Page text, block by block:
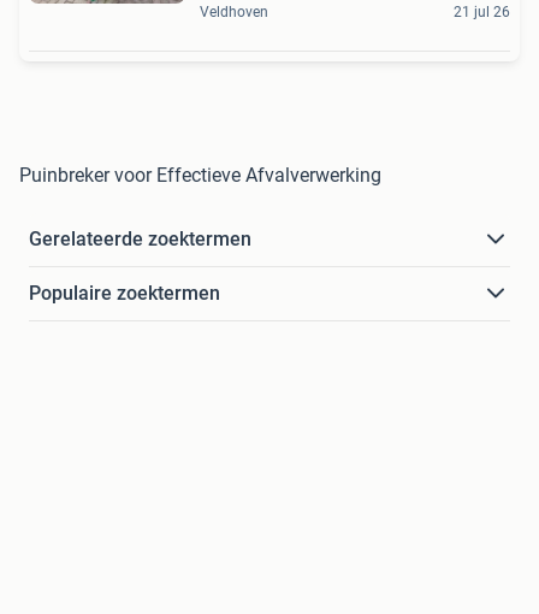
Veldhoven 21 jul 26
Puinbreker voor Effectieve Afvalverwerking
Gerelateerde zoektermen
Populaire zoektermen